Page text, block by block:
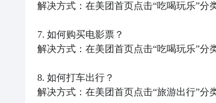
解决方式：在美团首页点击“吃喝玩乐”分
7. 如何购买电影票？
解决方式：在美团首页点击“吃喝玩乐”分
8. 如何打车出行？
解决方式：在美团首页点击“旅游出行”分